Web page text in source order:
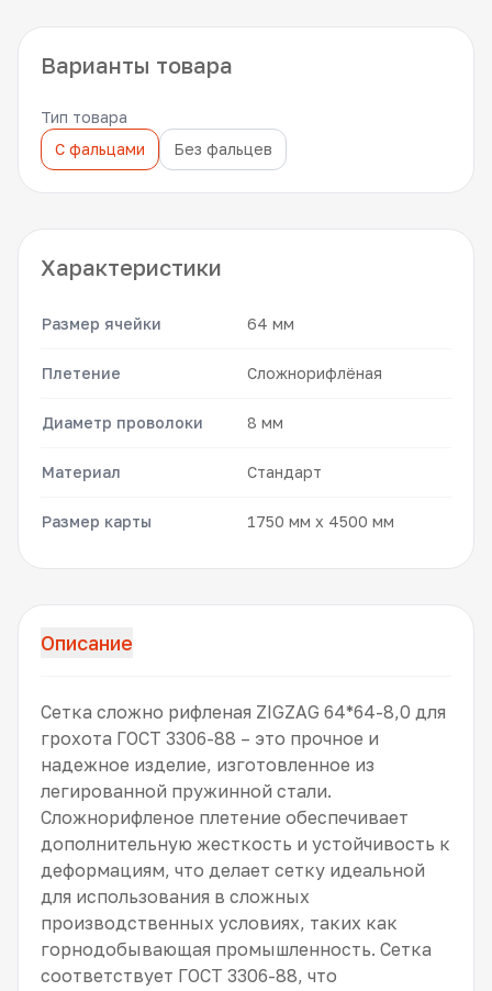
Варианты товара
Тип товара
С фальцами
Без фальцев
Характеристики
Размер ячейки 64 мм
Плетение Сложнорифлёная
Диаметр проволоки 8 мм
Материал Стандарт
Размер карты 1750 мм x 4500 мм
Описание
Сетка сложно рифленая ZIGZAG 64*64-8,0 для
грохота ГОСТ 3306-88 – это прочное и
надежное изделие, изготовленное из
легированной пружинной стали.
Сложнорифленое плетение обеспечивает
дополнительную жесткость и устойчивость к
деформациям, что делает сетку идеальной
для использования в сложных
производственных условиях, таких как
горнодобывающая промышленность. Сетка
соответствует ГОСТ 3306-88, что